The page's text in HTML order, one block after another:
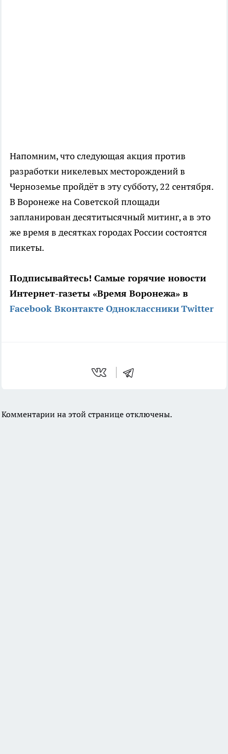
Напомним, что следующая акция против
разработки никелевых месторождений в
Черноземье пройдёт в эту субботу, 22 сентября.
В Воронеже на Советской площади
запланирован десятитысячный митинг, а в это
же время в десятках городах России состоятся
пикеты.
Подписывайтесь! Самые горячие новости
Интернет-газеты «Время Воронежа» в
Facebook Вконтакте ОдноклассникиTwitter
Комментарии на этой странице отключены.